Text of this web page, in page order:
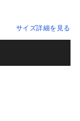
サイズ詳細を見る